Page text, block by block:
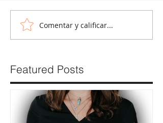
Comentar y calificar...
Featured Posts